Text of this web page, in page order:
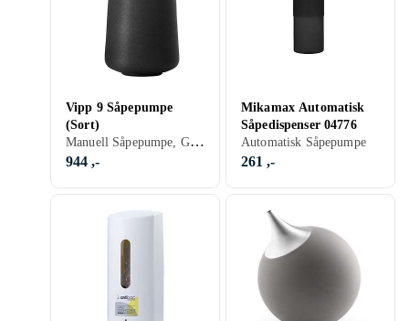
Vipp 9 Såpepumpe
(Sort)
Manuell Såpepumpe, Gummi, Plast, Sort, Hvit, Sølv, Rustfritt stål, Beige, Krom
944 ,-
Mikamax Automatisk
Såpedispenser 04776
Automatisk Såpepumpe
261 ,-